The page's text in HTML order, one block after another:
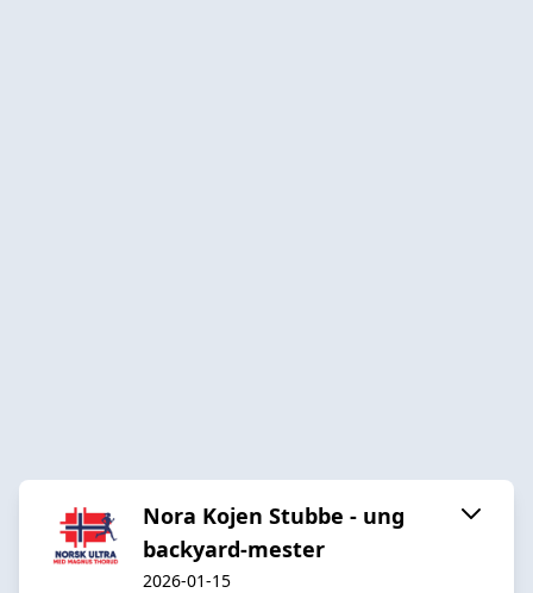
Nora Kojen Stubbe - ung
backyard-mester
2026-01-15